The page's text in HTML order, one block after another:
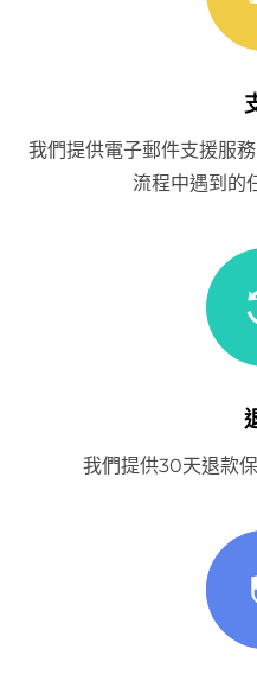
我們提供電子郵件支援服
流程中遇到的
我們提供30天退款